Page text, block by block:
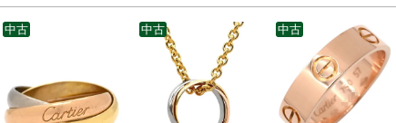
中古 中古 中古